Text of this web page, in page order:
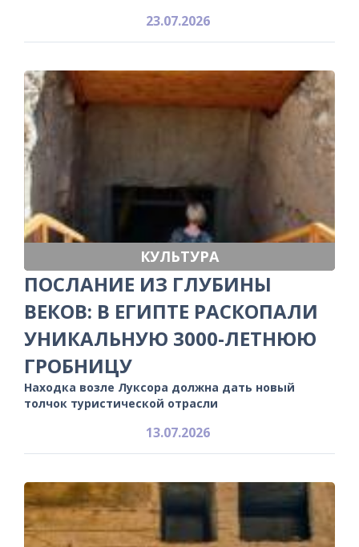
23.07.2026
КУЛЬТУРА
ПОСЛАНИЕ ИЗ ГЛУБИНЫ
ВЕКОВ: В ЕГИПТЕ РАСКОПАЛИ
УНИКАЛЬНУЮ 3000-ЛЕТНЮЮ
ГРОБНИЦУ
Находка возле Луксора должна дать новый
толчок туристической отрасли
13.07.2026